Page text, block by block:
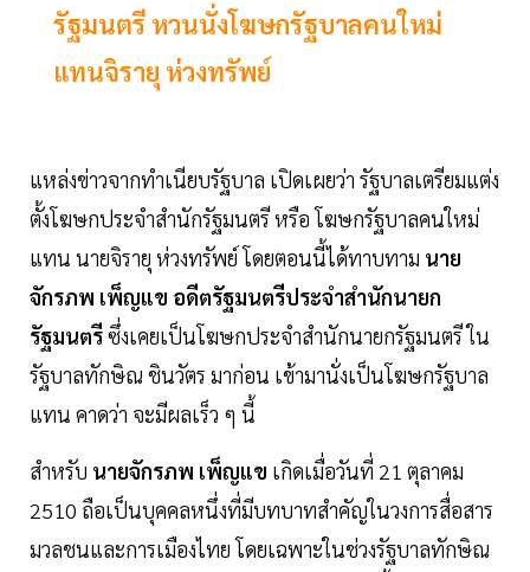
รัฐมนตรี หวนนั่งโฆษกรัฐบาลคนใหม่
แทนจิรายุ ห่วงทรัพย์
แหล่งข่าวจากทำเนียบรัฐบาล เปิดเผยว่า รัฐบาลเตรียมแต่ง
ตั้งโฆษกประจำสำนักรัฐมนตรี หรือ โฆษกรัฐบาลคนใหม่
แทน นายจิรายุ ห่วงทรัพย์ โดยตอนนี้ได้ทาบทาม นาย
จักรภพ เพ็ญแข อดีตรัฐมนตรีประจำสำนักนายก
รัฐมนตรีซึ่งเคยเป็นโฆษกประจำสำนักนายกรัฐมนตรี ใน
รัฐบาลทักษิณ ชินวัตร มาก่อน เข้ามานั่งเป็นโฆษกรัฐบาล
แทน คาดว่า จะมีผลเร็ว ๆ นี้
สำหรับ นายจักรภพ เพ็ญแข เกิดเมื่อวันที่ 21 ตุลาคม
2510 ถือเป็นบุคคลหนึ่งที่มีบทบาทสำคัญในวงการสื่อสาร
มวลชนและการเมืองไทย โดยเฉพาะในช่วงรัฐบาลทักษิณ